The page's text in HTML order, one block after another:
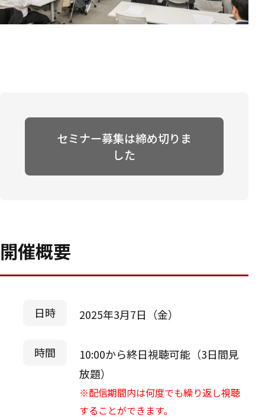
セミナー募集は締め切りま
した
開催概要
日時 2025年3月7日（金）
時間
10:00から終日視聴可能（3日間見
放題）
※配信期間内は何度でも繰り返し視聴
することができます。